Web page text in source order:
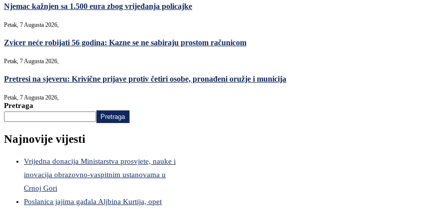
Njemac kažnjen sa 1.500 eura zbog vrijeđanja policajke
Petak, 7 Augusta 2026,
Zvicer neće robijati 56 godina: Kazne se ne sabiraju prostom računicom
Petak, 7 Augusta 2026,
Pretresi na sjeveru: Krivične prijave protiv četiri osobe, pronađeni oružje i municija
Petak, 7 Augusta 2026,
Pretraga
Pretraga
Najnovije vijesti
Vrijedna donacija Ministarstva prosvjete, nauke i
inovacija obrazovno-vaspitnim ustanovama u
Crnoj Gori
Poslanica jajima gađala Aljbina Kurtija, opet